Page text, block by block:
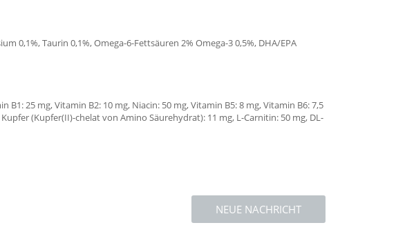
0,1%, Taurin 0,1%, Omega-6-Fettsäuren 2% Omega-3 0,5%, DHA/EPA
25 mg, Vitamin B2: 10 mg, Niacin: 50 mg, Vitamin B5: 8 mg, Vitamin B6: 7,5
(Kupfer(II)-chelat von Amino Säurehydrat): 11 mg, L-Carnitin: 50 mg, DL-
NEUE NACHRICHT